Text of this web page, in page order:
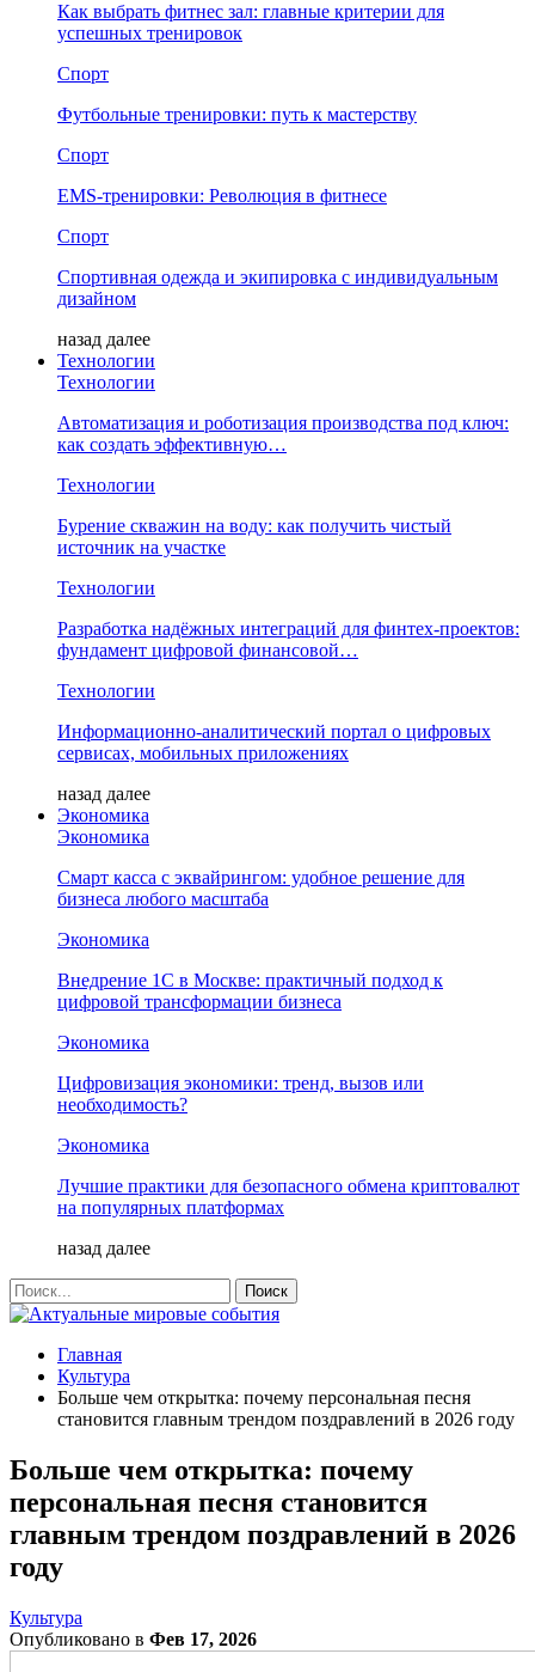
Как выбрать фитнес зал: главные критерии для
успешных тренировок
Спорт
Футбольные тренировки: путь к мастерству
Спорт
EMS-тренировки: Революция в фитнесе
Спорт
Спортивная одежда и экипировка с индивидуальным
дизайном
назад далее
Технологии
Технологии
Автоматизация и роботизация производства под ключ:
как создать эффективную…
Технологии
Бурение скважин на воду: как получить чистый
источник на участке
Технологии
Разработка надёжных интеграций для финтех-проектов:
фундамент цифровой финансовой…
Технологии
Информационно-аналитический портал о цифровых
сервисах, мобильных приложениях
назад далее
Экономика
Экономика
Смарт касса с эквайрингом: удобное решение для
бизнеса любого масштаба
Экономика
Внедрение 1С в Москве: практичный подход к
цифровой трансформации бизнеса
Экономика
Цифровизация экономики: тренд, вызов или
необходимость?
Экономика
Лучшие практики для безопасного обмена криптовалют
на популярных платформах
назад далее
Главная
Культура
Больше чем открытка: почему персональная песня
становится главным трендом поздравлений в 2026 году
Больше чем открытка: почему
персональная песня становится
главным трендом поздравлений в 2026
году
Культура
Опубликовано в Фев 17, 2026